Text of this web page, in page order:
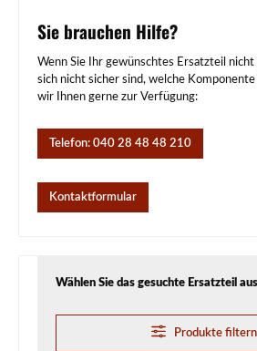
Sie brauchen Hilfe?
Wenn Sie Ihr gewünschtes Ersatzteil
sich nicht sicher sind, welche
wir Ihnen gerne zur Verfügung:
Telefon: 040 28 48 48 210
Kontaktformular
Wählen Sie das gesuchte Ersatzteil
Produkte filtern